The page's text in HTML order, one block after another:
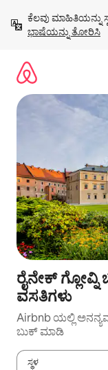
ಹೋಗಿ
ಕೆಲವು ಮಾಹಿತಿಯನ್ನು
ಭಾಷೆಯನ್ನು ತೋರಿಸಿ
ರೈನೇಕ್
ವಸತಿಗಳು
Airbnb ಯಲ್ಲಿ
ಬುಕ್ ಮಾಡಿ
ಸ್ಥಳ